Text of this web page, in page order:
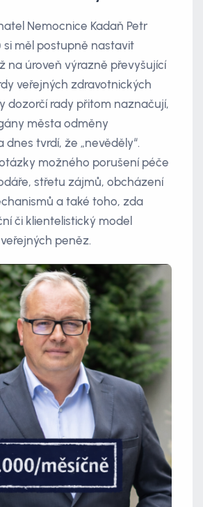
Nemocnice Kadaň Petr
si měl postupně nastavit
na úroveň výrazně převyšující
veřejných zdravotnických
dozorčí rady přitom naznačují,
města odměny
dnes tvrdí, že „nevěděly“.
možného porušení péče
střetu zájmů, obcházení
a také toho, zda
či klientelistický model
peněz.